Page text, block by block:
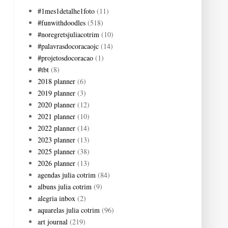
#1mes1detalhe1foto (11)
#funwithdoodles (518)
#noregretsjuliacotrim (10)
#palavrasdocoracaojc (14)
#projetosdocoracao (1)
#tbt (8)
2018 planner (6)
2019 planner (3)
2020 planner (12)
2021 planner (10)
2022 planner (14)
2023 planner (13)
2025 planner (38)
2026 planner (13)
agendas julia cotrim (84)
albuns julia cotrim (9)
alegria inbox (2)
aquarelas julia cotrim (96)
art journal (219)